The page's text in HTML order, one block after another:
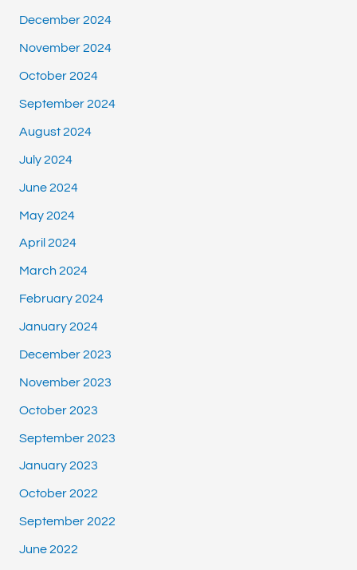
December 2024
November 2024
October 2024
September 2024
August 2024
July 2024
June 2024
May 2024
April 2024
March 2024
February 2024
January 2024
December 2023
November 2023
October 2023
September 2023
January 2023
October 2022
September 2022
June 2022